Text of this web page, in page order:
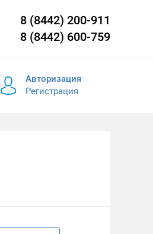
8 (8442) 200-911
8 (8442) 600-759
Авторизация
Регистрация